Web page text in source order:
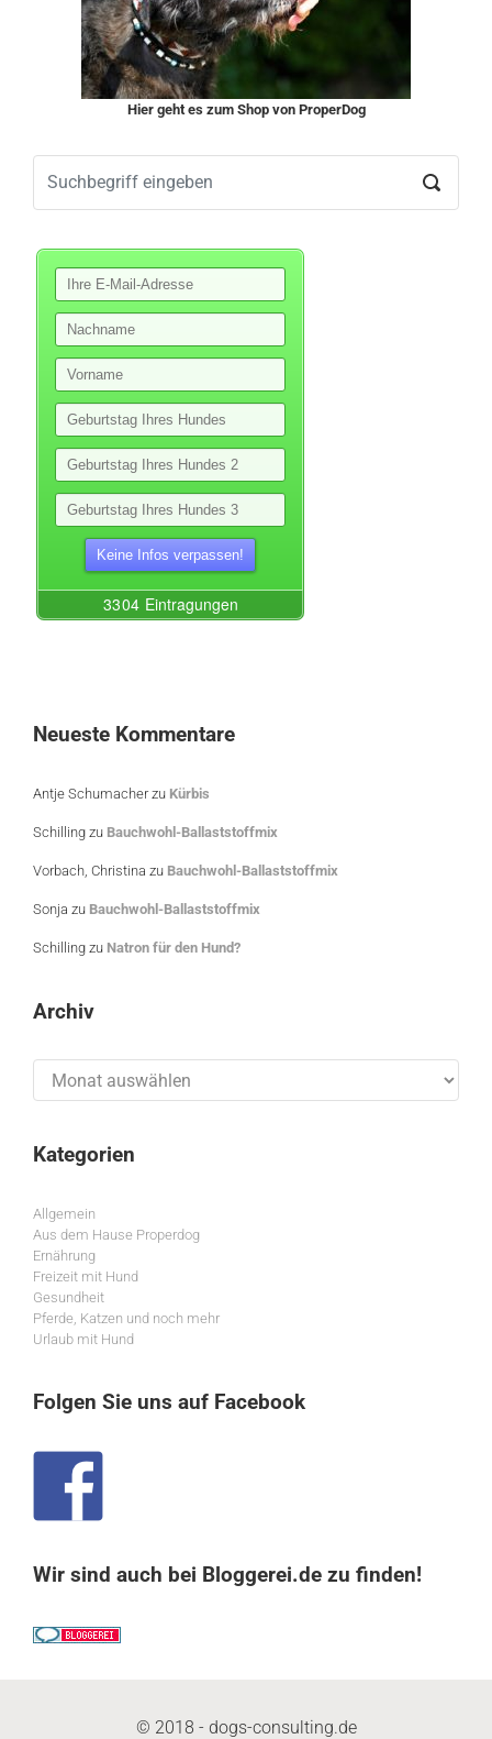
Hier geht es zum Shop von ProperDog
Neueste Kommentare
Antje Schumacherzu Kürbis
Schilling zu Bauchwohl-Ballaststoffmix
Vorbach, Christina zu Bauchwohl-Ballaststoffmix
Sonja zu Bauchwohl-Ballaststoffmix
Schilling zu Natron für den Hund?
Archiv
Kategorien
Allgemein
Aus dem Hause Properdog
Ernährung
Freizeit mit Hund
Gesundheit
Pferde, Katzen und noch mehr
Urlaub mit Hund
Folgen Sie uns auf Facebook
Wir sind auch bei Bloggerei.de zu finden!
© 2018 - dogs-consulting.de